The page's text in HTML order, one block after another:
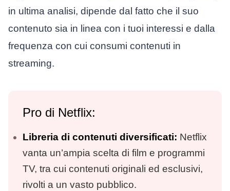
in ultima analisi, dipende dal fatto che il suo
contenuto sia in linea con i tuoi interessi e dalla
frequenza con cui consumi contenuti in
streaming.
Pro di Netflix:
Libreria di contenuti diversificati: Netflix
vanta un’ampia scelta di film e programmi
TV, tra cui contenuti originali ed esclusivi,
rivolti a un vasto pubblico.